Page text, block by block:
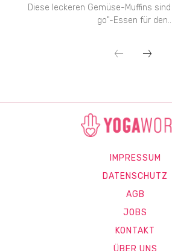
Diese leckeren Gemüse-Muffins
go"-Essen für den...
IMPRESSUM
DATENSCHUTZ
AGB
JOBS
KONTAKT
ÜBER UNS